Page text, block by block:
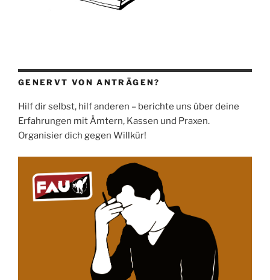
GENERVT VON ANTRÄGEN?
Hilf dir selbst, hilf anderen – berichte uns über deine
Erfahrungen mit Ämtern, Kassen und Praxen.
Organisier dich gegen Willkür!